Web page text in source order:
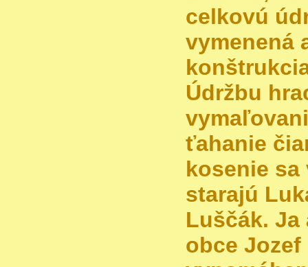
celkovú
vymenená
Údržbu
ťahanie
kosenie
starajú
Luščák. Ja
obce Jozef